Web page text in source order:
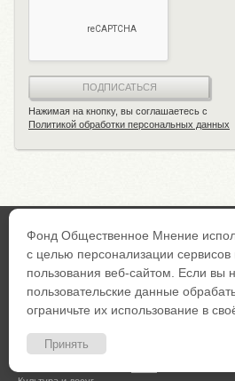
ПОДПИСАТЬСЯ
Нажимая на кнопку, вы соглашаетесь с
Политикой обработки персональных данных
ТЕМЫ
Безопасность и
право
Доминанты
МАТЕРИАЛЫ
Видео
Инфографика
Фонд Общественное Мнение
с целью персонализации
пользования веб-сайтом. Если вы
пользовательские данные
ограничьте их использование в
Принять